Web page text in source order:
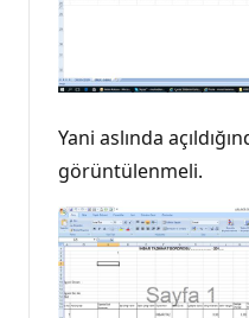
Yani aslında
görüntülenmeli.